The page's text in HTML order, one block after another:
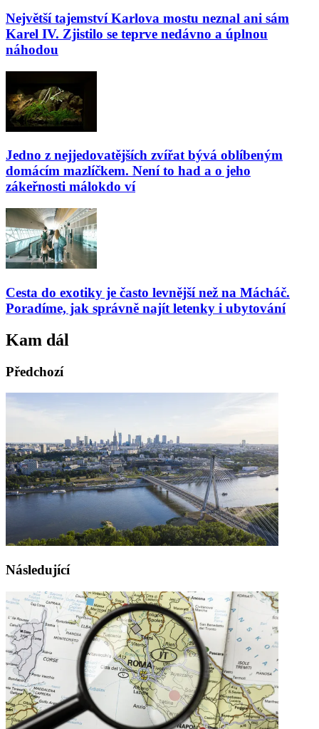
Největší tajemství Karlova mostu neznal ani sám
Karel IV. Zjistilo se teprve nedávno a úplnou
náhodou
Jedno z nejjedovatějších zvířat bývá oblíbeným
domácím mazlíčkem. Není to had a o jeho
zákeřnosti málokdo ví
Cesta do exotiky je často levnější než na Mácháč.
Poradíme, jak správně najít letenky i ubytování
Kam dál
Předchozí
Následující